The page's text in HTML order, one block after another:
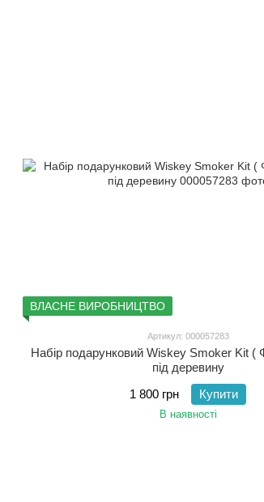
ВЛАСНЕ ВИРОБНИЦТВО
Артикул: 000057283
Набір подарунковий Wiskey Smoker Kit (
під деревину
1 800 грн
Купити
В наявності